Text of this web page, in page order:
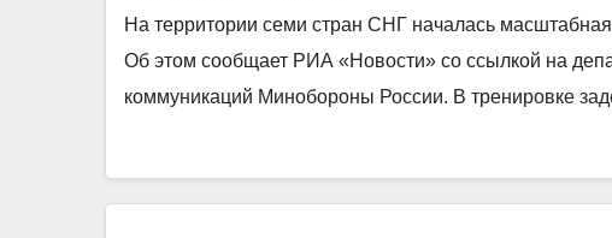
На территории семи стран СНГ началась
Об этом сообщает РИА «Новости» со ссылкой на
коммуникаций Минобороны России. В тренировке